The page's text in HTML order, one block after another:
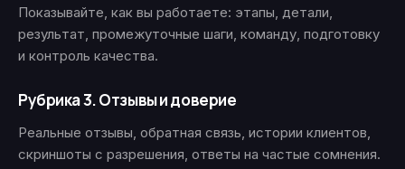
Показывайте, как вы работаете: этапы, детали,
результат, промежуточные шаги, команду, подготовку
и контроль качества.
Рубрика 3. Отзывы и доверие
Реальные отзывы, обратная связь, истории клиентов,
скриншоты с разрешения, ответы на частые сомнения.